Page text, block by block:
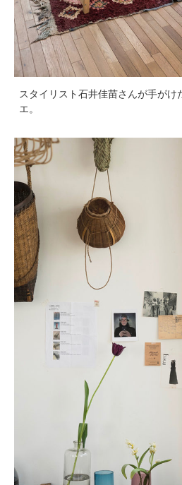
スタイリスト石井佳苗さんが手がけ
エ。